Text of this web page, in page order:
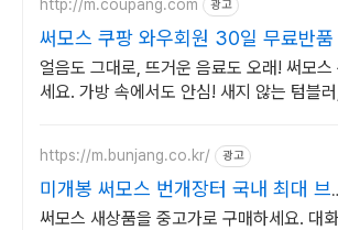
http://m.coupang.com 광고
써모스 쿠팡 와우회원 30일 무료반품
얼음도 그대로, 뜨거운 음료도 오래! 써모스
세요. 가방 속에서도 안심! 새지 않는 텀블
https://m.bunjang.co.kr/ 광고
미개봉 써모스 번개장터 국내 최대 브
랜드 중고거래
써모스 새상품을 중고가로 구매하세요. 대화